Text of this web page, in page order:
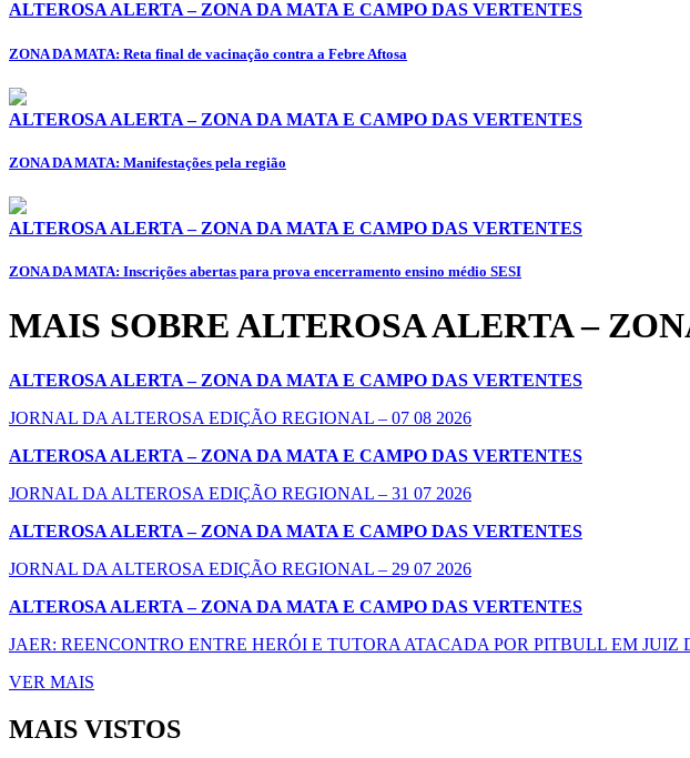
ALTEROSA ALERTA – ZONA DA MATA E CAMPO DAS VERTENTES
ZONA DA MATA: Reta final de vacinação contra a Febre Aftosa
ALTEROSA ALERTA – ZONA DA MATA E CAMPO DAS VERTENTES
ZONA DA MATA: Manifestações pela região
ALTEROSA ALERTA – ZONA DA MATA E CAMPO DAS VERTENTES
ZONA DA MATA: Inscrições abertas para prova encerramento ensino médio SESI
MAIS SOBRE ALTEROSA ALERTA –
ALTEROSA ALERTA – ZONA DA MATA E CAMPO DAS VERTENTES
JORNAL DA ALTEROSA EDIÇÃO REGIONAL – 07 08 2026
ALTEROSA ALERTA – ZONA DA MATA E CAMPO DAS VERTENTES
JORNAL DA ALTEROSA EDIÇÃO REGIONAL – 31 07 2026
ALTEROSA ALERTA – ZONA DA MATA E CAMPO DAS VERTENTES
JORNAL DA ALTEROSA EDIÇÃO REGIONAL – 29 07 2026
ALTEROSA ALERTA – ZONA DA MATA E CAMPO DAS VERTENTES
JAER: REENCONTRO ENTRE HERÓI E TUTORA ATACADA POR PITBULL EM JUIZ
VER MAIS
MAIS VISTOS